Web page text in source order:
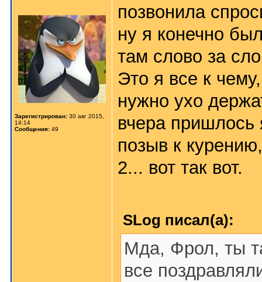
Зарегистрирован: 30 авг 2015,
14:14
Сообщения: 49
позвонила
ну я конечно
там слово за
Это я все к
нужно ухо
вчера пришлось
позыв к
2... вот так вот.
SLog писал(а):
Мда, Фрол, ты
все